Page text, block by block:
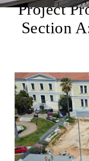
Project
Section